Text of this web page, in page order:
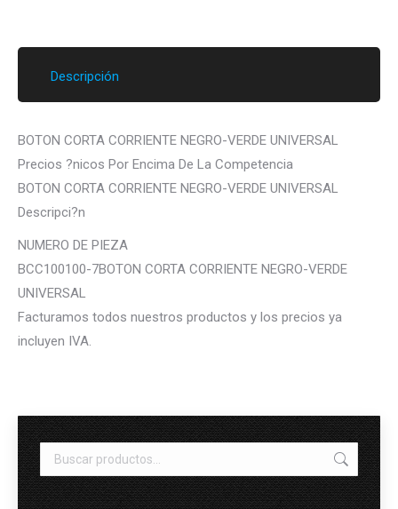
Descripción
BOTON CORTA CORRIENTE NEGRO-VERDE UNIVERSAL
Precios ?nicos Por Encima De La Competencia
BOTON CORTA CORRIENTE NEGRO-VERDE UNIVERSAL
Descripci?n
NUMERO DE PIEZA
BCC100100-7BOTON CORTA CORRIENTE NEGRO-VERDE
UNIVERSAL
Facturamos todos nuestros productos y los precios ya
incluyen IVA.